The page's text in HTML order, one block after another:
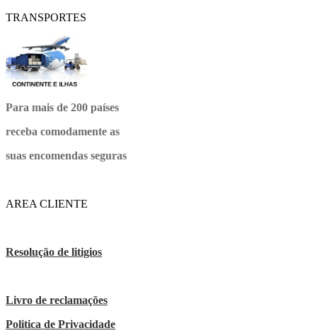
TRANSPORTES
Para mais de 200 países
receba comodamente as
suas encomendas seguras
AREA CLIENTE
Resolução de litigios
Livro de reclamações
Politica de Privacidade